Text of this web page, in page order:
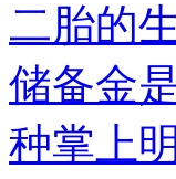
二胎的
储备金
种掌上